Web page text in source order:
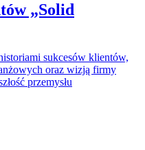
„Solid
sukcesów klientów,
oraz wizją firmy
przemysłu